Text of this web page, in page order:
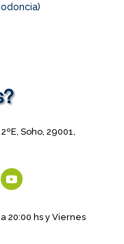
Soho, 29001,
20:00 hs y Viernes